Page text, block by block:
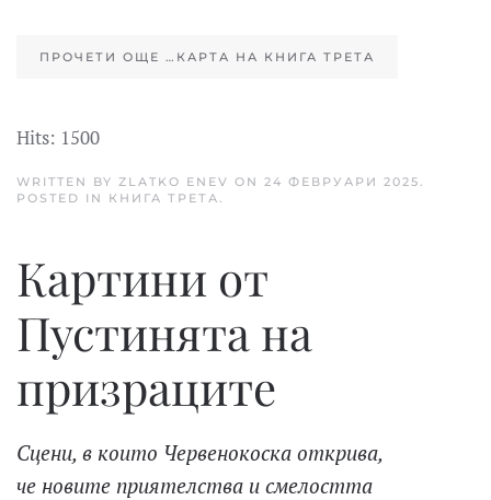
ПРОЧЕТИ ОЩЕ …КАРТА НА КНИГА ТРЕТА
Hits: 1500
WRITTEN BY ZLATKO ENEV ON 24 ФЕВРУАРИ 2025.
POSTED IN КНИГА ТРЕТА.
Картини от
Пустинята на
призраците
Сцени, в които Червенокоска открива,
че новите приятелства и смелостта